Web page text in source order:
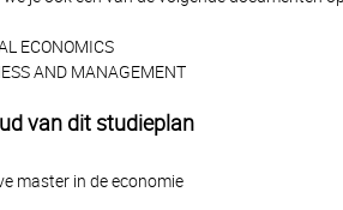
ECONOMICS
AND MANAGEMENT
van dit studieplan
master in de economie